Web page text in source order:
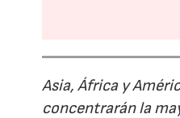
Asia, África y
concentrarán la